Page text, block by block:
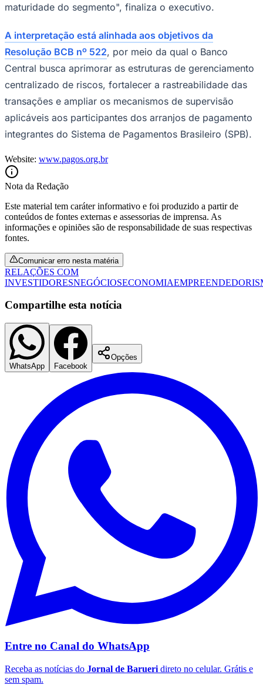
Santos
Flamengo
maturidade do segmento", finaliza o executivo.
A interpretação está alinhada aos objetivos da
Resolução BCB nº 522, por meio da qual o Banco
Central busca aprimorar as estruturas de gerenciamento
centralizado de riscos, fortalecer a rastreabilidade das
transações e ampliar os mecanismos de supervisão
aplicáveis aos participantes dos arranjos de pagamento
integrantes do Sistema de Pagamentos Brasileiro (SPB).
Website: www.pagos.org.br
Nota da Redação
Este material tem caráter informativo e foi produzido a partir de
conteúdos de fontes externas e assessorias de imprensa. As
informações e opiniões são de responsabilidade de suas respectivas
fontes.
Comunicar erro nesta matéria
RELAÇÕES COM
INVESTIDORESNEGÓCIOSECONOMIA
Compartilhe esta notícia
WhatsApp Facebook
Opções
Entre no Canal do WhatsApp
Receba as notícias do Jornal de Barueri direto no celular. Grátis e
sem spam.